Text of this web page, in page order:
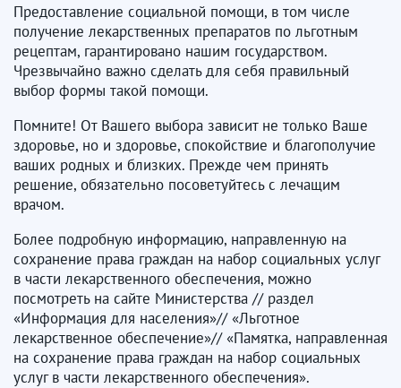
Предоставление социальной помощи, в том числе
получение лекарственных препаратов по льготным
рецептам, гарантировано нашим государством.
Чрезвычайно важно сделать для себя правильный
выбор формы такой помощи.
Помните! От Вашего выбора зависит не только Ваше
здоровье, но и здоровье, спокойствие и благополучие
ваших родных и близких. Прежде чем принять
решение, обязательно посоветуйтесь с лечащим
врачом.
Более подробную информацию, направленную на
сохранение права граждан на набор социальных услуг
в части лекарственного обеспечения, можно
посмотреть на сайте Министерства // раздел
«Информация для населения»// «Льготное
лекарственное обеспечение»// «Памятка, направленная
на сохранение права граждан на набор социальных
услуг в части лекарственного обеспечения».